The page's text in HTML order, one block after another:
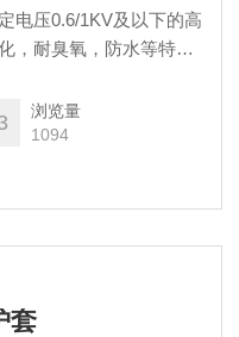
电压0.6/1KV及以下的高
，耐臭氧，防水等特
温工业中。
浏览量
1094
套